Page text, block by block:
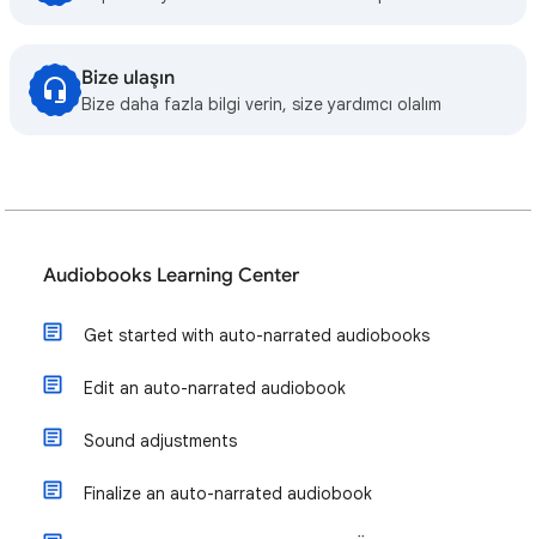
Bize ulaşın
Bize daha fazla bilgi verin, size yardımcı olalım
Audiobooks Learning Center
Get started with auto-narrated audiobooks
Edit an auto-narrated audiobook
Sound adjustments
Finalize an auto-narrated audiobook